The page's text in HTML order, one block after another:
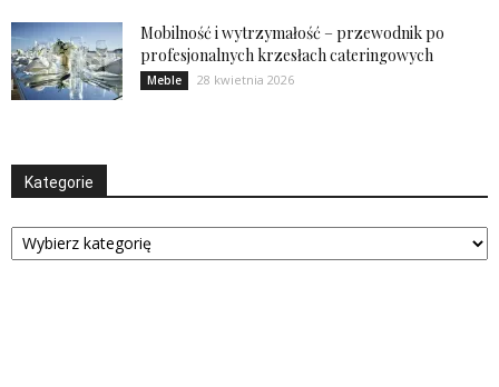
Mobilność i wytrzymałość – przewodnik po
profesjonalnych krzesłach cateringowych
Meble 28 kwietnia 2026
Kategorie
Kategorie